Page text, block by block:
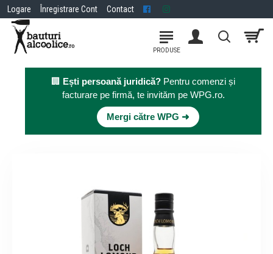
Logare Înregistrare Cont Contact
🏢 Ești persoană juridică? Pentru comenzi și
facturare pe firmă, te invităm pe WPG.ro.
Mergi către WPG ➜